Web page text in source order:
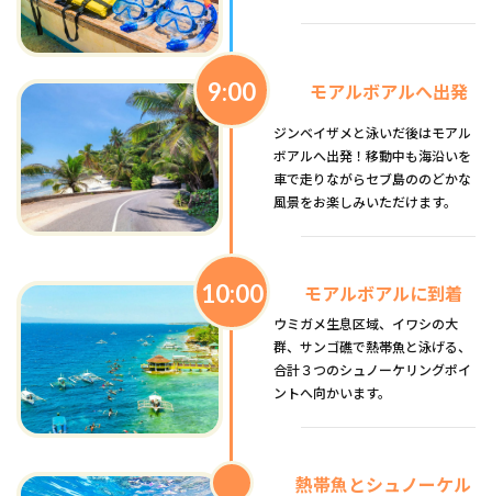
9:00 モアルボアルへ出発
ジンベイザメと泳いだ後はモアル
ボアルへ出発！移動中も海沿いを
車で走りながらセブ島ののどかな
風景をお楽しみいただけます。
10:00 モアルボアルに到着
ウミガメ生息区域、イワシの大
群、サンゴ礁で熱帯魚と泳げる、
合計３つのシュノーケリングポイ
ントへ向かいます。
熱帯魚とシュノーケル